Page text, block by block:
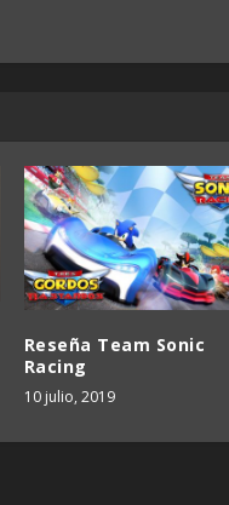
Reseña Team Sonic
Racing
10 julio, 2019